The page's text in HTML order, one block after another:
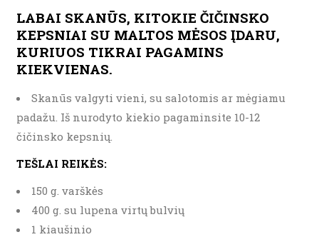
LABAI SKANŪS, KITOKIE ČIČINSKO
KEPSNIAI SU MALTOS MĖSOS ĮDARU,
KURIUOS TIKRAI PAGAMINS
KIEKVIENAS.
Skanūs valgyti vieni, su salotomis ar mėgiamu
padažu. Iš nurodyto kiekio pagaminsite 10-12
čičinsko kepsnių.
TEŠLAI REIKĖS:
150 g. varškės
400 g. su lupena virtų bulvių
1 kiaušinio